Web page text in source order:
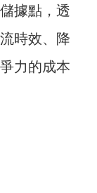
據點，透
時效、降
力的成本